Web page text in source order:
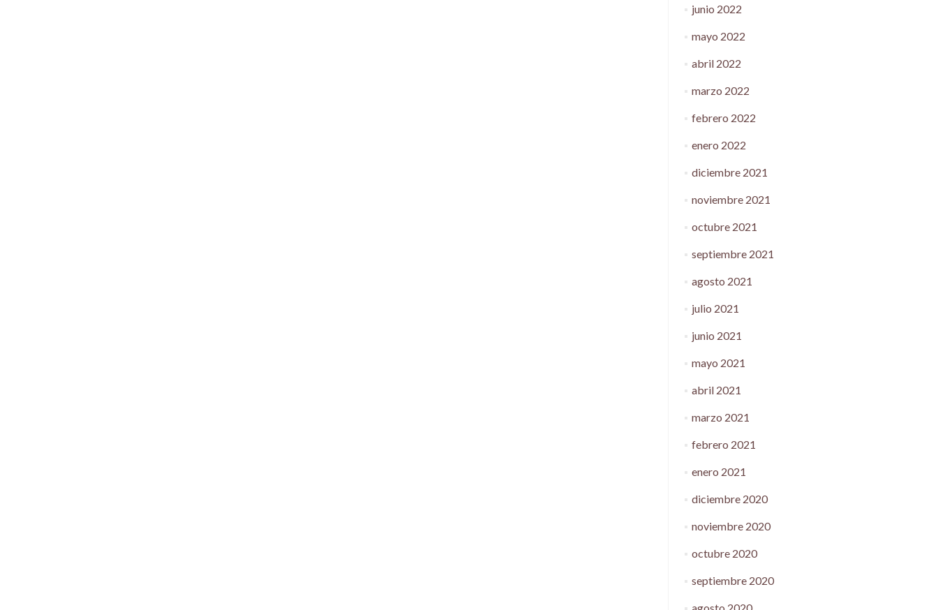
junio 2022
mayo 2022
abril 2022
marzo 2022
febrero 2022
enero 2022
diciembre 2021
noviembre 2021
octubre 2021
septiembre 2021
agosto 2021
julio 2021
junio 2021
mayo 2021
abril 2021
marzo 2021
febrero 2021
enero 2021
diciembre 2020
noviembre 2020
octubre 2020
septiembre 2020